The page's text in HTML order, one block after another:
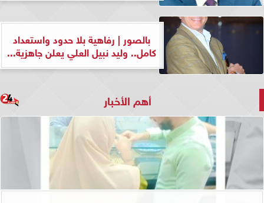
بالصور | رفاهية بلا حدود واستعداد
كامل.. وليد نبيل العلي يعلن جاهزية...
أهم الأخبار